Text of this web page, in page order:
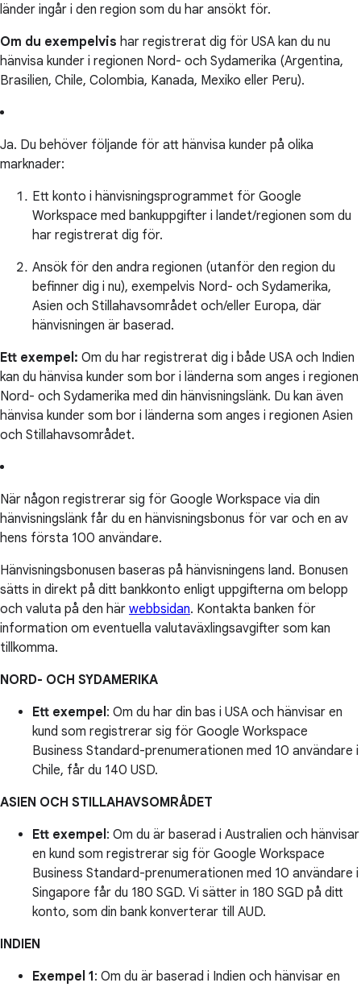
länder ingår i den region som du har ansökt för.
Om du exempelvis har registrerat dig för USA kan du nu
hänvisa kunder i regionen Nord- och Sydamerika (Argentina,
Brasilien, Chile, Colombia, Kanada, Mexiko eller Peru).
Ja. Du behöver följande för att hänvisa kunder på olika
marknader:
Ett konto i hänvisningsprogrammet för Google
Workspace med bankuppgifter i landet/regionen som du
har registrerat dig för.
Ansök för den andra regionen (utanför den region du
befinner dig i nu), exempelvis Nord- och Sydamerika,
Asien och Stillahavsområdet och/eller Europa, där
hänvisningen är baserad.
Ett exempel: Om du har registrerat dig i både USA och Indien
kan du hänvisa kunder som bor i länderna som anges i regionen
Nord- och Sydamerika med din hänvisningslänk. Du kan även
hänvisa kunder som bor i länderna som anges i regionen Asien
och Stillahavsområdet.
När någon registrerar sig för Google Workspace via din
hänvisningslänk får du en hänvisningsbonus för var och en av
hens första 100 användare.
Hänvisningsbonusen baseras på hänvisningens land. Bonusen
sätts in direkt på ditt bankkonto enligt uppgifterna om belopp
och valuta på den här webbsidan. Kontakta banken för
information om eventuella valutaväxlingsavgifter som kan
tillkomma.
NORD- OCH SYDAMERIKA
Ett exempel: Om du har din bas i USA och hänvisar en
kund som registrerar sig för Google Workspace
Business Standard-prenumerationen med 10 användare i
Chile, får du 140 USD.
ASIEN OCH STILLAHAVSOMRÅDET
Ett exempel: Om du är baserad i Australien och hänvisar
en kund som registrerar sig för Google Workspace
Business Standard-prenumerationen med 10 användare i
Singapore får du 180 SGD. Vi sätter in 180 SGD på ditt
konto, som din bank konverterar till AUD.
INDIEN
Exempel 1: Om du är baserad i Indien och hänvisar en